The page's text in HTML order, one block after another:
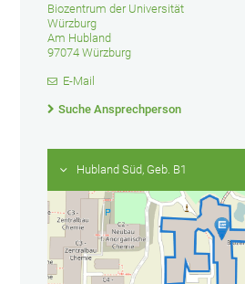
Biozentrum der Universität
Würzburg
Am Hubland
97074 Würzburg
E-Mail
Suche Ansprechperson
Hubland Süd, Geb. B1